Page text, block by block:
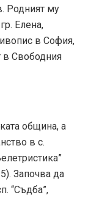
Родният му
Елена,
в София,
в Свободния
община, а
в с.
Започва да
“Съдба”,